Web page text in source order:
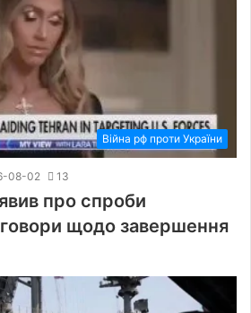
Війна рф проти України
08-02 13
про спроби
щодо завершення